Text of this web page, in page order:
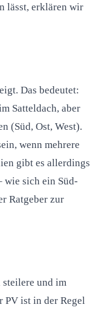
lässt, erklären wir
Das bedeutet:
Satteldach, aber
(Süd, Ost, West).
wenn mehrere
gibt es allerdings
wie sich ein Süd-
Ratgeber zur
steilere und im
PV ist in der Regel